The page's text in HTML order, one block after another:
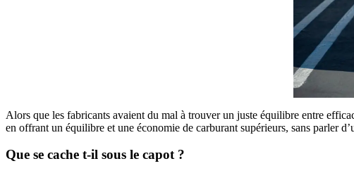
Alors que les fabricants avaient du mal à trouver un juste équilibre entre
en offrant un équilibre et une économie de carburant supérieurs, sans parler
Que se cache t-il sous le capot ?